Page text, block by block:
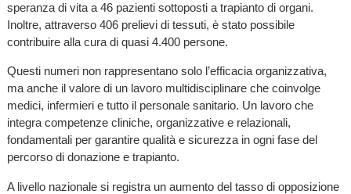
speranza di vita a 46 pazienti sottoposti a trapianto di organi.
Inoltre, attraverso 406 prelievi di tessuti, è stato possibile
contribuire alla cura di quasi 4.400 persone.
Questi numeri non rappresentano solo l’efficacia organizzativa,
ma anche il valore di un lavoro multidisciplinare che coinvolge
medici, infermieri e tutto il personale sanitario. Un lavoro che
integra competenze cliniche, organizzative e relazionali,
fondamentali per garantire qualità e sicurezza in ogni fase del
percorso di donazione e trapianto.
A livello nazionale si registra un aumento del tasso di opposizione